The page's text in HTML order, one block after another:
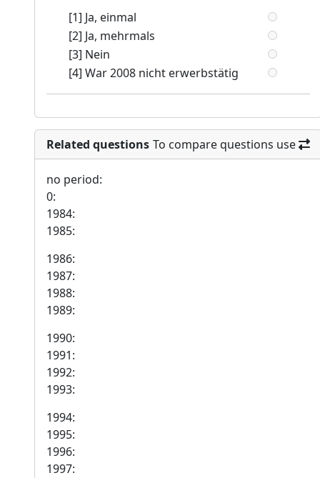
[1] Ja, einmal
[2] Ja, mehrmals
[3] Nein
[4] War 2008 nicht erwerbstätig
Related questions To compare questions use
no period:
0:
1984:
1985:
1986:
1987:
1988:
1989:
1990:
1991:
1992:
1993:
1994:
1995:
1996:
1997: